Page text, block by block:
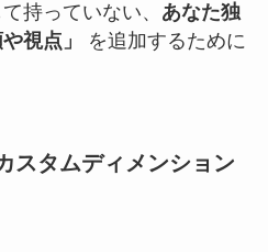
持っていない、 あなた独
視点」
を追加するために
スタムディメンション